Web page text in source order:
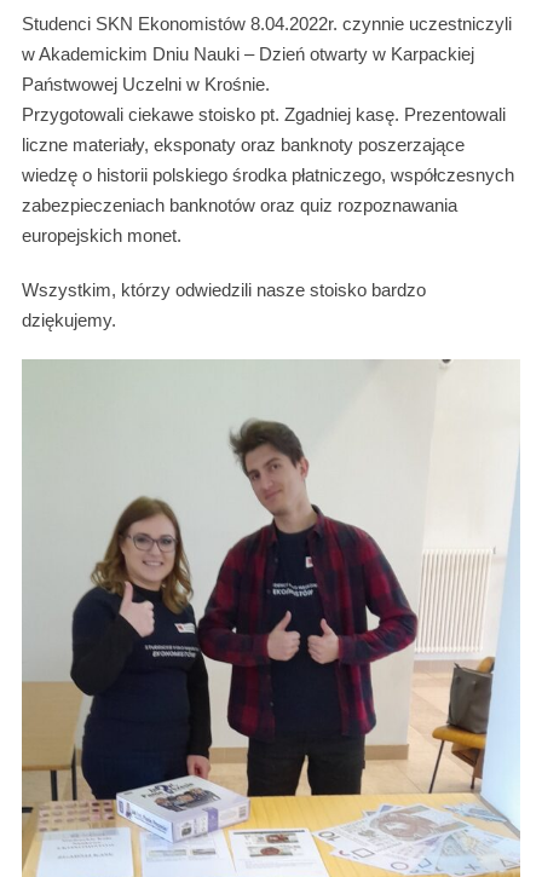
Studenci SKN Ekonomistów 8.04.2022r. czynnie uczestniczyli
w Akademickim Dniu Nauki – Dzień otwarty w Karpackiej
Państwowej Uczelni w Krośnie.
Przygotowali ciekawe stoisko pt. Zgadniej kasę. Prezentowali
liczne materiały, eksponaty oraz banknoty poszerzające
wiedzę o historii polskiego środka płatniczego, współczesnych
zabezpieczeniach banknotów oraz quiz rozpoznawania
europejskich monet.
Wszystkim, którzy odwiedzili nasze stoisko bardzo
dziękujemy.